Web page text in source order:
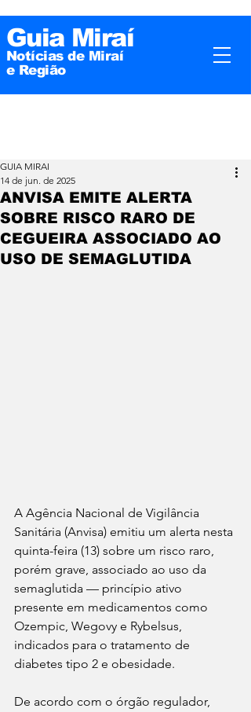
Guia Miraí
Notícias de Miraí
e Região
ANVISA EMITE ALERTA
SOBRE RISCO RARO DE
CEGUEIRA ASSOCIADO AO
USO DE SEMAGLUTIDA
GUIA MIRAI
14 de jun. de 2025
A Agência Nacional de Vigilância
Sanitária (Anvisa) emitiu um alerta nesta
quinta-feira (13) sobre um risco raro,
porém grave, associado ao uso da
semaglutida — princípio ativo
presente em medicamentos como
Ozempic, Wegovy e Rybelsus,
indicados para o tratamento de
diabetes tipo 2 e obesidade.
De acordo com o órgão regulador,